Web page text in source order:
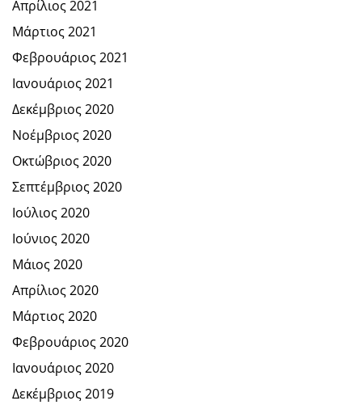
Απρίλιος 2021
Μάρτιος 2021
Φεβρουάριος 2021
Ιανουάριος 2021
Δεκέμβριος 2020
Νοέμβριος 2020
Οκτώβριος 2020
Σεπτέμβριος 2020
Ιούλιος 2020
Ιούνιος 2020
Μάιος 2020
Απρίλιος 2020
Μάρτιος 2020
Φεβρουάριος 2020
Ιανουάριος 2020
Δεκέμβριος 2019